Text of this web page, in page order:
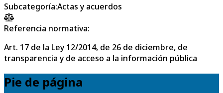
Subcategoría:Actas y acuerdos
Referencia normativa:
Art. 17 de la Ley 12/2014, de 26 de diciembre, de
transparencia y de acceso a la información pública
Pie de página